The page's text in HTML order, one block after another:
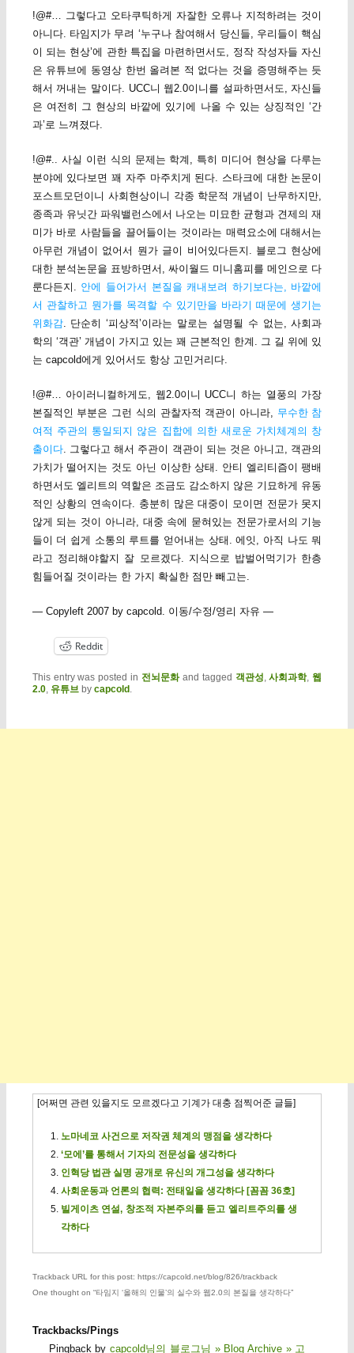
!@#… 그렇다고 오타쿠틱하게 자잘한 오류나 지적하려는 것이
아니다. 타임지가 무려 ‘누구나 참여해서 당신들, 우리들이 핵심
이 되는 현상’에 관한 특집을 마련하면서도, 정작 작성자들 자신
은 유튜브에 동영상 한번 올려본 적 없다는 것을 증명해주는 듯
해서 꺼내는 말이다. UCC니 웹2.0이니를 설파하면서도, 자신들
은 여전히 그 현상의 바깥에 있기에 나올 수 있는 상징적인 ‘간
과’로 느껴졌다.
!@#.. 사실 이런 식의 문제는 학계, 특히 미디어 현상을 다루는
분야에 있다보면 꽤 자주 마주치게 된다. 스타크에 대한 논문이
포스트모던이니 사회현상이니 각종 학문적 개념이 난무하지만,
종족과 유닛간 파워밸런스에서 나오는 미묘한 균형과 견제의 재
미가 바로 사람들을 끌어들이는 것이라는 매력요소에 대해서는
아무런 개념이 없어서 뭔가 글이 비어있다든지. 블로그 현상에
대한 분석논문을 표방하면서, 싸이월드 미니홈피를 메인으로 다
룬다든지. 안에 들어가서 본질을 캐내보려 하기보다는, 바깥에
서 관찰하고 뭔가를 목격할 수 있기만을 바라기 때문에 생기는
위화감. 단순히 ‘피상적’이라는 말로는 설명될 수 없는, 사회과
학의 ‘객관’ 개념이 가지고 있는 꽤 근본적인 한계. 그 길 위에 있
는 capcold에게 있어서도 항상 고민거리다.
!@#… 아이러니컬하게도, 웹2.0이니 UCC니 하는 열풍의 가장
본질적인 부분은 그런 식의 관찰자적 객관이 아니라, 무수한 참
여적 주관의 통일되지 않은 집합에 의한 새로운 가치체계의 창
출이다. 그렇다고 해서 주관이 객관이 되는 것은 아니고, 객관의
가치가 떨어지는 것도 아닌 이상한 상태. 안티 엘리티즘이 팽배
하면서도 엘리트의 역할은 조금도 감소하지 않은 기묘하게 유동
적인 상황의 연속이다. 충분히 많은 대중이 모이면 전문가 못지
않게 되는 것이 아니라, 대중 속에 묻혀있는 전문가로서의 기능
들이 더 쉽게 소통의 루트를 얻어내는 상태. 에잇, 아직 나도 뭐
라고 정리해야할지 잘 모르겠다. 지식으로 밥벌어먹기가 한층
힘들어질 것이라는 한 가지 확실한 점만 빼고는.
— Copyleft 2007 by capcold. 이동/수정/영리 자유 —
Reddit
This entry was posted in 전뇌문화and tagged 객관성 ,사회과학,웹
2.0, 유튜브 by capcold.
[어쩌면 관련 있을지도 모르겠다고 기계가 대충 점찍어준 글들]
노마네코 사건으로 저작권 체계의 맹점을 생각하다
‘모에’를 통해서 기자의 전문성을 생각하다
인혁당 법관 실명 공개로 유신의 개그성을 생각하다
사회운동과 언론의 협력: 전태일을 생각하다 [꼼꼼 36호]
빌게이츠 연설, 창조적 자본주의를 듣고 엘리트주의를 생
각하다
Trackback URL for this post: https://capcold.net/blog/826/trackback
One thought on “타임지 ‘올해의 인물’의 실수와 웹2.0의 본질을 생각하다”
Trackbacks/Pings
Pingback bycapcold님의 블로그님 » Blog Archive » 고